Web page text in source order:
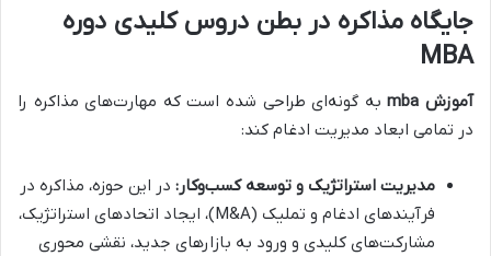
جایگاه مذاکره در بطن دروس کلیدی دوره
MBA
آموزش mba
به گونه‌ای طراحی شده است که مهارت‌های مذاکره را
در تمامی ابعاد مدیریت ادغام کند:
مدیریت استراتژیک و توسعه کسب‌وکار: در این حوزه، مذاکره در
فرآیندهای ادغام و تملیک (M&A)، ایجاد اتحادهای استراتژیک،
مشارکت‌های کلیدی و ورود به بازارهای جدید، نقشی محوری